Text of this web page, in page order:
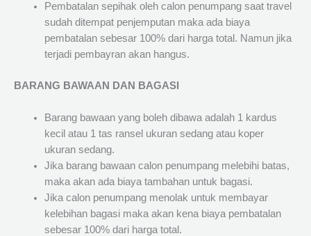
Pembatalan sepihak oleh calon penumpang saat travel
sudah ditempat penjemputan maka ada biaya
pembatalan sebesar 100% dari harga total. Namun jika
terjadi pembayran akan hangus.
BARANG BAWAAN DAN BAGASI
Barang bawaan yang boleh dibawa adalah 1 kardus
kecil atau 1 tas ransel ukuran sedang atau koper
ukuran sedang.
Jika barang bawaan calon penumpang melebihi batas,
maka akan ada biaya tambahan untuk bagasi.
Jika calon penumpang menolak untuk membayar
kelebihan bagasi maka akan kena biaya pembatalan
sebesar 100% dari harga total.